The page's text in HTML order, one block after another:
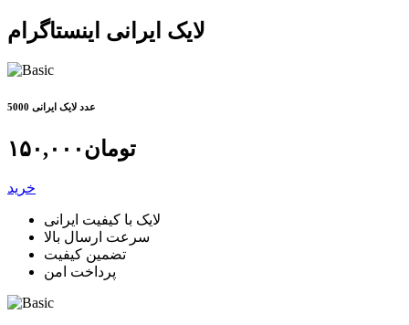
لایک ایرانی اینستاگرام
5000 عدد لایک ایرانی
۱۵۰,۰۰۰تومان
خرید
لایک با کیفیت ایرانی
سرعت ارسال بالا
تضمین کیفیت
پرداخت امن